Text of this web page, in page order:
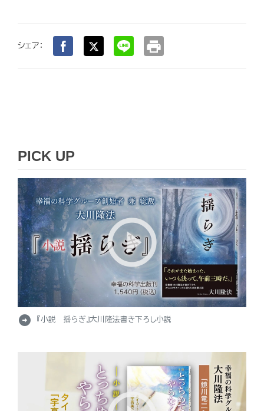
シェア： print
PICK UP
arrow_circle_right 『小説 揺らぎ』大川隆法書き下ろし小説